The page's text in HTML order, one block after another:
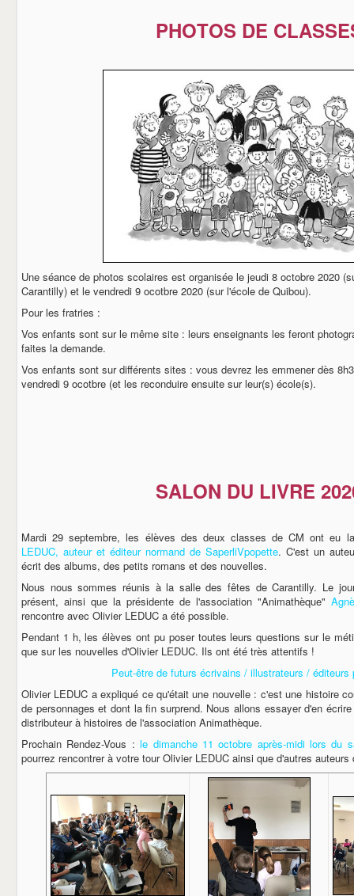
PHOTOS DE
Une séance de photos scolaires est organisée le jeudi 8 octobre 2020
Carantilly) et le vendredi 9 ocotbre 2020 (sur l'école de Quibou).
Pour les fratries :
Vos enfants sont sur le même site : leurs enseignants les feront
faites la demande.
Vos enfants sont sur différents sites : vous devrez les emmener dès
vendredi 9 ocotbre (et les reconduire ensuite sur leur(s) école(s).
SALON DU LIVRE
Mardi 29 septembre, les élèves des deux classes de CM ont eu
LEDUC, auteur et éditeur normand de SaperliVpopette. C'est un
écrit des albums, des petits romans et des nouvelles.
Nous nous sommes réunis à la salle des fêtes de Carantilly. Le
présent, ainsi que la présidente de l'association "Animathèque"
rencontre avec Olivier LEDUC a été possible.
Pendant 1 h, les élèves ont pu poser toutes leurs questions sur le
que sur les nouvelles d'Olivier LEDUC. Ils ont été très attentifs !
Peut-être de futurs écrivains / illustrateurs / éditeurs
Olivier LEDUC a expliqué ce qu'était une nouvelle : c'est une histoire
de personnages et dont la fin surprend. Nous allons essayer d'en
distributeur à histoires de l'association Animathèque.
Prochain Rendez-Vous :le dimanche 11 octobre après-midi lors du
pourrez rencontrer à votre tour Olivier LEDUC ainsi que d'autres auteurs